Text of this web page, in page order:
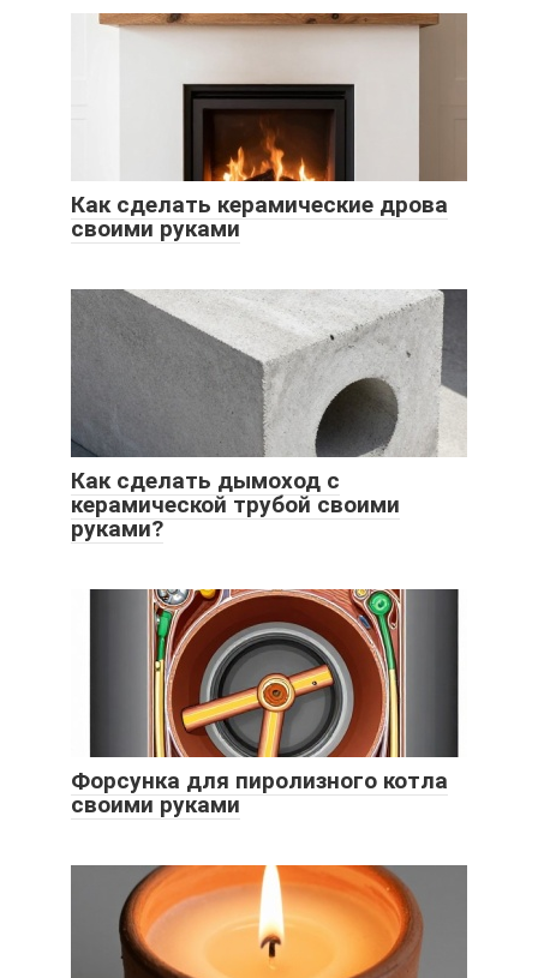
Как сделать керамические дрова
своими руками
Как сделать дымоход с
керамической трубой своими
руками?
Форсунка для пиролизного котла
своими руками